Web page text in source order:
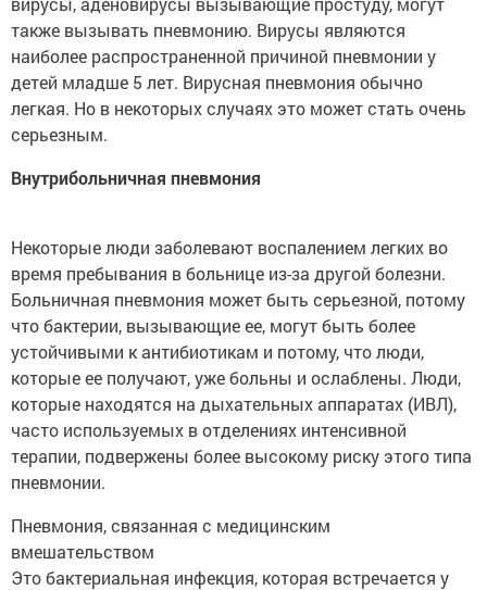
также вызывать пневмонию. Вирусы являются
наиболее распространенной причиной пневмонии у
детей младше 5 лет. Вирусная пневмония обычно
легкая. Но в некоторых случаях это может стать очень
серьезным.
Внутрибольничная пневмония
Некоторые люди заболевают воспалением легких во
время пребывания в больнице из-за другой болезни.
Больничная пневмония может быть серьезной, потому
что бактерии, вызывающие ее, могут быть более
устойчивыми к антибиотикам и потому, что люди,
которые ее получают, уже больны и ослаблены. Люди,
которые находятся на дыхательных аппаратах (ИВЛ),
часто используемых в отделениях интенсивной
терапии, подвержены более высокому риску этого типа
пневмонии.
Пневмония, связанная с медицинским
вмешательством
Это бактериальная инфекция, которая встречается у